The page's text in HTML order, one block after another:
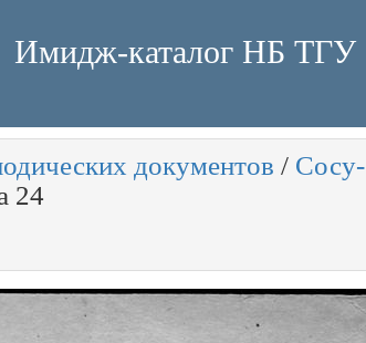
Имидж-каталог НБ ТГУ
документов / Сосу-
24